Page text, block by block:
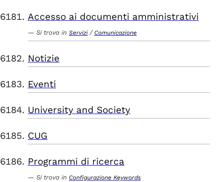
Accesso ai documenti amministrativi
Si trova in Servizi / Comunicazione
Notizie
Eventi
University and Society
CUG
Programmi di ricerca
Si trova in Configurazione Keywords